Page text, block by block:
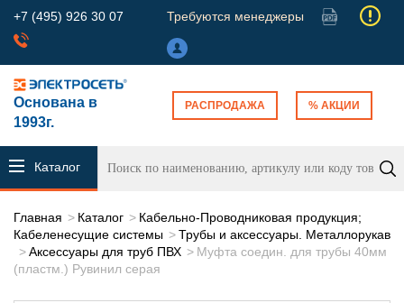
+7 (495) 926 30 07 Требуются менеджеры
Основана в
1993г.
РАСПРОДАЖА % АКЦИИ
Каталог
Главная Каталог
Кабельно-Проводниковая продукция;
Кабеленесущие системы
Трубы и аксессуары. Металлорукав
Аксессуары для труб ПВХ
Муфта соедин. для трубы 40мм
(пластм.) Рувинил серая